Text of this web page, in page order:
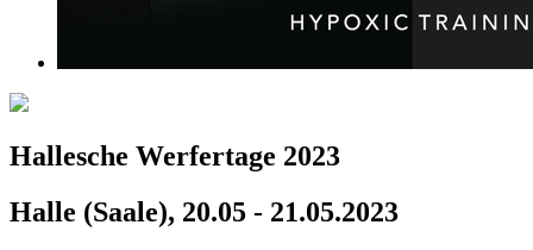
Hallesche Werfertage 2023
Halle (Saale), 20.05 - 21.05.2023